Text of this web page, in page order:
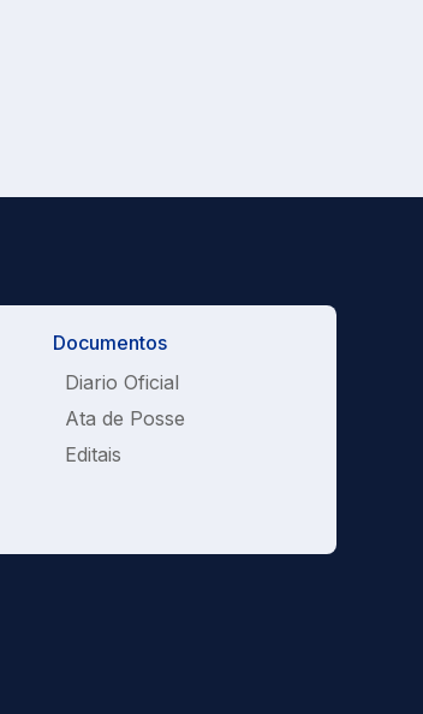
Documentos
Diario Oficial
Ata de Posse
Editais